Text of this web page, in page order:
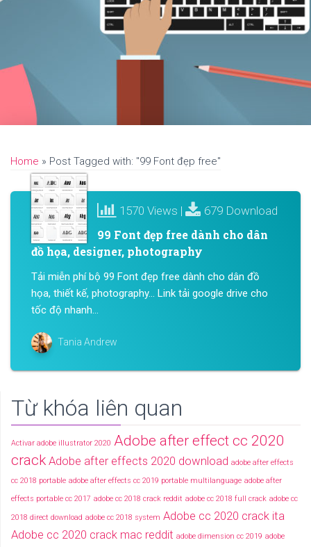
Home » Post Tagged with: "99 Font đẹp free"
1570 Views | 679 Download
99 Font đẹp free dành cho dân
đồ họa, designer, photography
Tải miễn phí bộ 99 Font đẹp free dành cho dân đồ
họa, thiết kế, photography… Link tải google drive cho
tốc độ nhanh...
Tania Andrew
Từ khóa liên quan
Activar adobe illustrator 2020 Adobe after effect cc 2020
crack Adobe after effects 2020 download adobe after effects
cc 2018 portable adobe after effects cc 2019 portable multilanguage adobe after
effects portable cc 2017 adobe cc 2018 crack reddit adobe cc 2018 full crack adobe cc
2018 direct download adobe cc 2018 system Adobe cc 2020 crack ita
Adobe cc 2020 crack mac reddit adobe dimension cc 2019 adobe